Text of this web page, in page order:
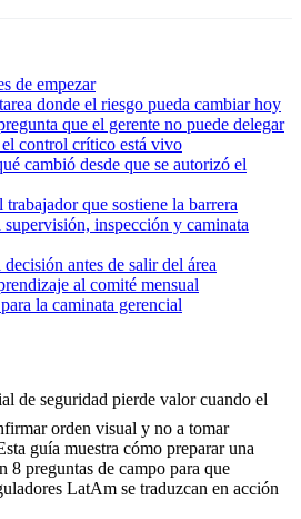
de empezar
donde el riesgo pueda cambiar hoy
que el gerente no puede delegar
control crítico está vivo
cambió desde que se autorizó el
trabajador que sostiene la barrera
inspección y caminata
antes de salir del área
al comité mensual
la caminata gerencial
de seguridad pierde valor cuando el
orden visual y no a tomar
guía muestra cómo preparar una
8 preguntas de campo para que
LatAm se traduzcan en acción